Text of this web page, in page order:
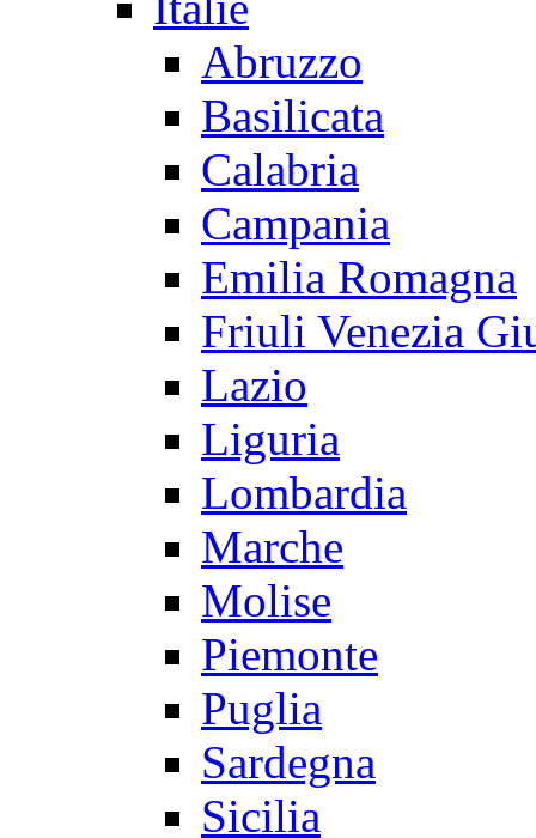
Abruzzo
Basilicata
Calabria
Campania
Emilia Romagna
Friuli Venezia
Lazio
Liguria
Lombardia
Marche
Molise
Piemonte
Puglia
Sardegna
Sicilia